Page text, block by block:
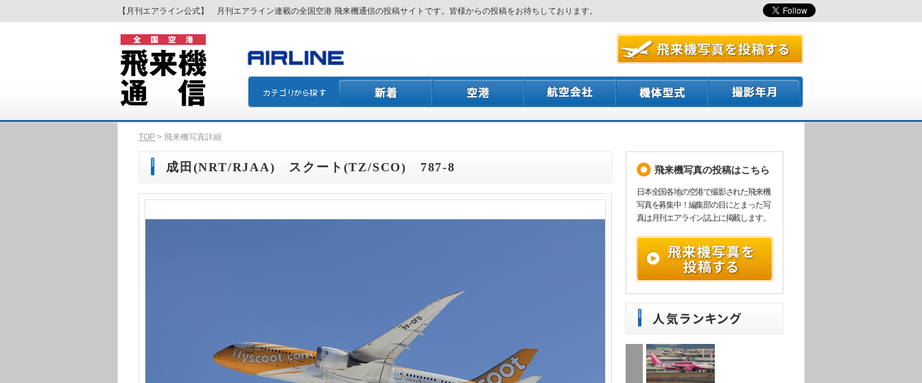
【月刊エアライン公式】 月刊エアライン連載の全国空港 飛来機通信の投稿サイトです。皆様からの投稿をお待ちしております。
TOP > 飛来機写真詳細
成田(NRT/RJAA) スクート(TZ/SCO) 787-8 飛来機写真の投稿はこちら
日本全国各地の空港で撮影された飛来機
写真を募集中！編集部の目にとまった写
真は月刊エアライン誌上に掲載します。